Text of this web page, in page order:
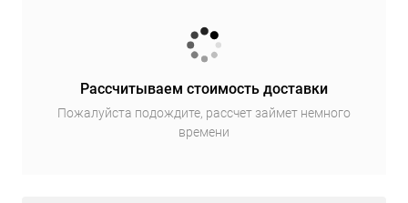
Рассчитываем стоимость доставки
Пожалуйста подождите, рассчет займет немного
времени